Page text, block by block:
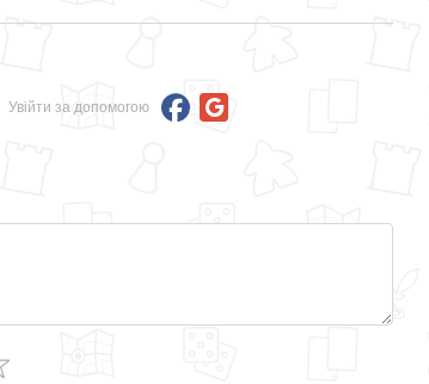
Увійти за допомогою